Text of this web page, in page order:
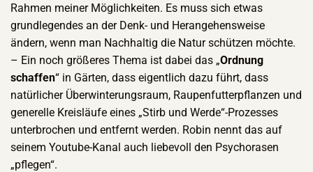
Rahmen meiner Möglichkeiten. Es muss sich etwas
grundlegendes an der Denk- und Herangehensweise
ändern, wenn man Nachhaltig die Natur schützen möchte.
– Ein noch größeres Thema ist dabei das „Ordnung
schaffen“ in Gärten, dass eigentlich dazu führt, dass
natürlicher Überwinterungsraum, Raupenfutterpflanzen und
generelle Kreisläufe eines „Stirb und Werde“-Prozesses
unterbrochen und entfernt werden. Robin nennt das auf
seinem Youtube-Kanal auch liebevoll den Psychorasen
„pflegen“.